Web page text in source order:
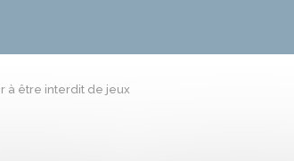
à être interdit de jeux